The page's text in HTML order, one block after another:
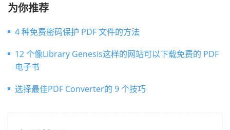
为你推荐
4 种免费密码保护 PDF 文件的方法
12 个像Library Genesis这样的网站可以下载免费的 PDF
电子书
选择最佳PDF Converter的 9 个技巧